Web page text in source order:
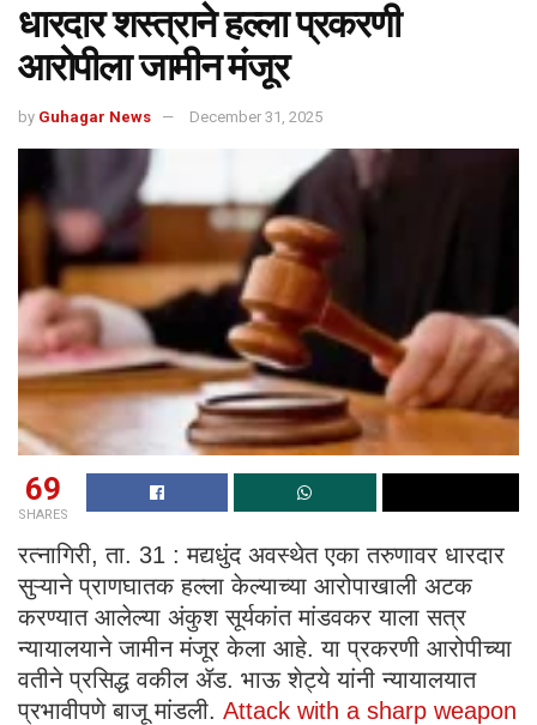
धारदार शस्त्राने हल्ला प्रकरणी
आरोपीला जामीन मंजूर
by Guhagar News December 31, 2025
69
SHARES
रत्नागिरी, ता. 31 : मद्यधुंद अवस्थेत एका तरुणावर धारदार
सुऱ्याने प्राणघातक हल्ला केल्याच्या आरोपाखाली अटक
करण्यात आलेल्या अंकुश सूर्यकांत मांडवकर याला सत्र
न्यायालयाने जामीन मंजूर केला आहे. या प्रकरणी आरोपीच्या
वतीने प्रसिद्ध वकील ॲड. भाऊ शेट्ये यांनी न्यायालयात
प्रभावीपणे बाजू मांडली. Attack with a sharp weapon